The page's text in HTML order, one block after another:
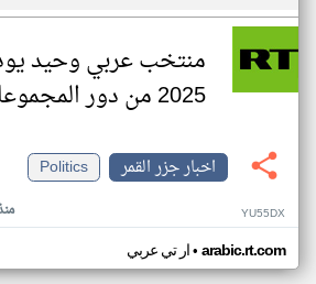
منتخب عربي وحيد
2025 من دور المجموعات
اخبار جزر القمر
Politics
منذ ٧ YU55DX
ار تي عربي• arabic.rt.com